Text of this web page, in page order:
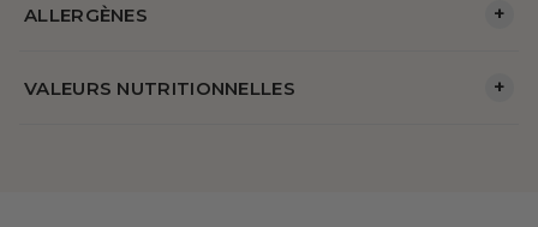
ALLERGÈNES +
VALEURS NUTRITIONNELLES +